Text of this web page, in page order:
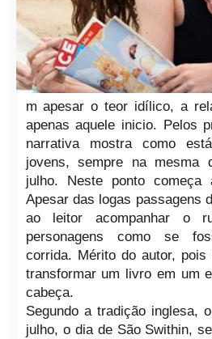
m apesar o teor idílico, a
apenas aquele inicio. Pelos
narrativa mostra como
jovens, sempre na mesma
julho. Neste ponto
Apesar das logas passagens
ao leitor acompanhar o
personagens como se
corrida. Mérito do autor, pois
transformar um livro em um
cabeça.
Segundo a tradição inglesa,
julho, o dia de São Swithin,